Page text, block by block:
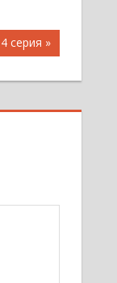
серия